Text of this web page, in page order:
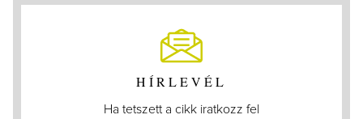
HÍRLEVÉL
Ha tetszett a cikk iratkozz fel